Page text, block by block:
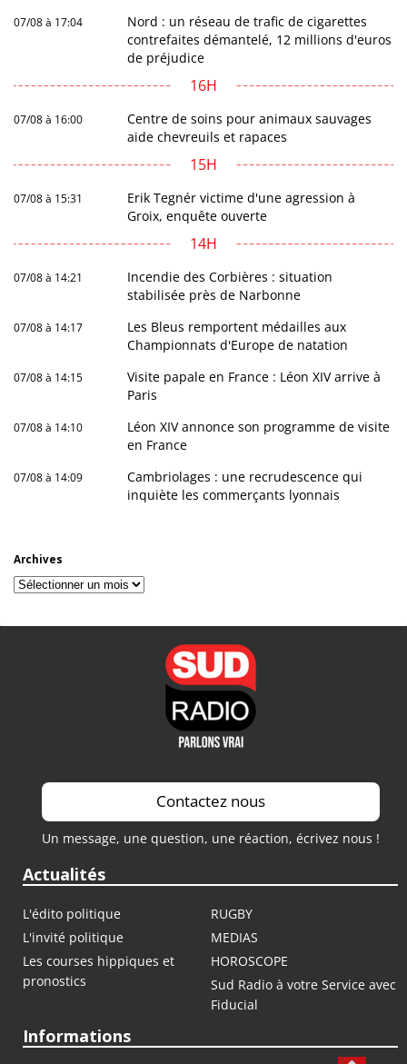
07/08 à 17:04
Nord : un réseau de trafic de cigarettes
contrefaites démantelé, 12 millions d'euros
de préjudice
16H
07/08 à 16:00
Centre de soins pour animaux sauvages
aide chevreuils et rapaces
15H
07/08 à 15:31
Erik Tegnér victime d'une agression à
Groix, enquête ouverte
14H
07/08 à 14:21
Incendie des Corbières : situation
stabilisée près de Narbonne
07/08 à 14:17
Les Bleus remportent médailles aux
Championnats d'Europe de natation
07/08 à 14:15
Visite papale en France : Léon XIV arrive à
Paris
07/08 à 14:10
Léon XIV annonce son programme de visite
en France
07/08 à 14:09
Cambriolages : une recrudescence qui
inquiète les commerçants lyonnais
Archives
Archives
Contactez nous
Un message, une question, une réaction, écrivez nous !
Actualités
L'édito politique
RUGBY
L'invité politique
MEDIAS
Les courses hippiques et
pronostics
HOROSCOPE
Sud Radio à votre Service avec
Fiducial
Informations